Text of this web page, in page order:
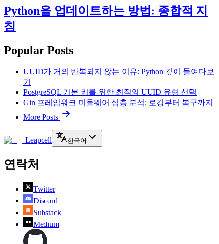
Python을 업데이트하는 방법: 종합적 지
침
Popular Posts
UUID가 거의 반복되지 않는 이유: Python 깊이 들여다보
기
PostgreSQL 기본 키를 위한 최적의 UUID 유형 선택
Gin 프레임워크 미들웨어 심층 분석: 로깅부터 복구까지
More Posts
Leapcell 한국어
연락처
Twitter
Discord
Substack
Medium